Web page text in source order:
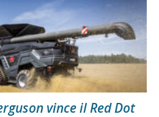
vince il Red Dot